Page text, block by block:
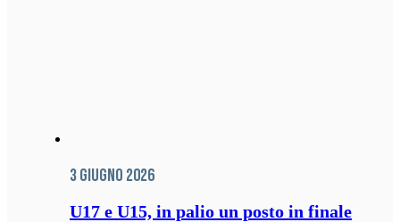
3 Giugno 2026
U17 e U15, in palio un posto in finale